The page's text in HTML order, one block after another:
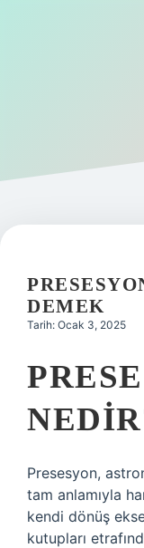
Gizlilik Politikası
Yasal Uyarı
DEMEK
Tarih: Ocak 3, 2025
Presesyon,
tam anlamıyla
kendi dönüş
kutupları